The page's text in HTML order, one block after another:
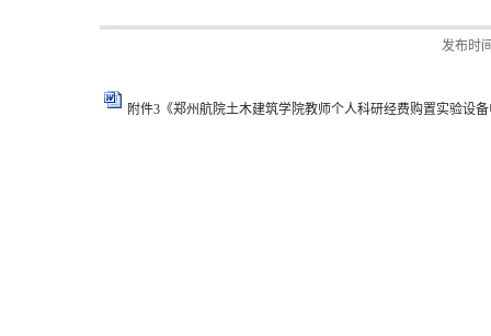
发布时
附件3《郑州航院土木建筑学院教师个人科研经费购置实验设备